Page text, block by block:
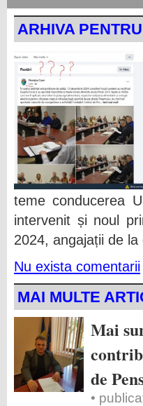
ARHIVA
teme conducerea
intervenit și noul
2024, angajații de
Nu exista comentarii
MAI MULTE
Mai
de
•